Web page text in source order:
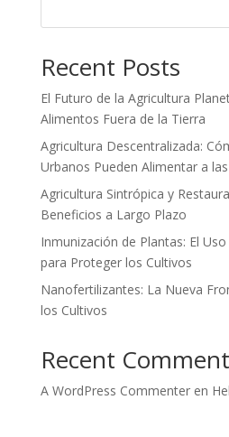
Recent Posts
El Futuro de la Agricultura
Alimentos Fuera de la Tierra
Agricultura Descentralizada:
Urbanos Pueden Alimentar a
Agricultura Sintrópica y
Beneficios a Largo Plazo
Inmunización de Plantas: El
para Proteger los Cultivos
Nanofertilizantes: La Nueva
los Cultivos
Recent
A WordPress Commenteren